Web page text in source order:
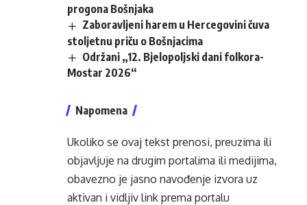
progona Bošnjaka
Zaboravljeni harem u Hercegovini čuva
stoljetnu priču o Bošnjacima
Održani „12. Bjelopoljski dani folkora-
Mostar 2026“
Napomena
Ukoliko se ovaj tekst prenosi, preuzima ili
objavljuje na drugim portalima ili medijima,
obavezno je jasno navođenje izvora uz
aktivan i vidljiv link prema portalu